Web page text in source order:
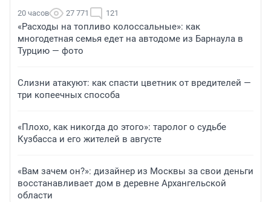
20 часов 27 771 121
«Расходы на топливо колоссальные»: как
многодетная семья едет на автодоме из Барнаула в
Турцию — фото
Слизни атакуют: как спасти цветник от вредителей —
три копеечных способа
«Плохо, как никогда до этого»: таролог о судьбе
Кузбасса и его жителей в августе
«Вам зачем он?»: дизайнер из Москвы за свои деньги
восстанавливает дом в деревне Архангельской
области